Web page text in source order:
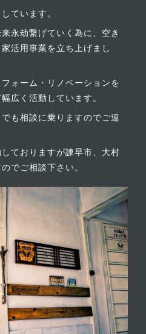
ています。
永劫繋げていく為に、空き
活用事業を立ち上げまし
ォーム・リノベーションを
広く活動しています。
も相談に乗りますのでご連
ておりますが諫早市、大村
でご相談下さい。